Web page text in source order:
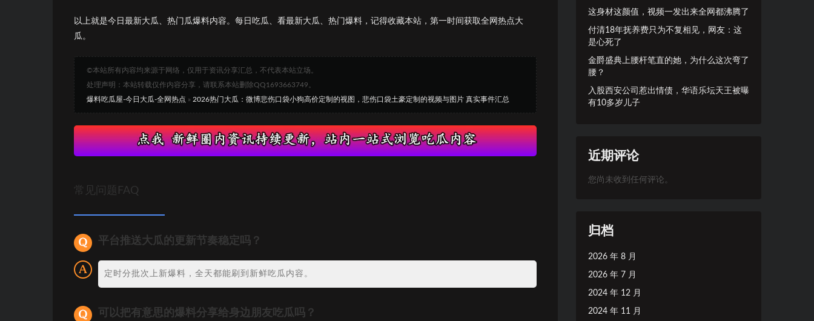
以上就是今日最新大瓜、热门瓜爆料内容。每日吃瓜、看最新大瓜、热门爆料，记得收藏本站，第一时间获取全网热点大
瓜。
©本站所有内容均来源于网络，仅用于资讯分享汇总，不代表本站立场。
处理声明：本站转载仅作内容分享，请联系本站删除QQ1693663749。
爆料吃瓜屋-今日大瓜-全网热点 » 2026热门大瓜：微博悲伤口袋小狗高价定制的视图，悲伤口袋土豪定制的视频与图片 真实事件汇总
常见问题FAQ
平台推送大瓜的更新节奏稳定吗？
定时分批次上新爆料，全天都能刷到新鲜吃瓜内容。
可以把有意思的爆料分享给身边朋友吃瓜吗？
这身材这颜值，视频一发出来全网都沸腾了
付清18年抚养费只为不复相见，网友：这
是心死了
金爵盛典上腰杆笔直的她，为什么这次弯了
腰？
入股西安公司惹出情债，华语乐坛天王被曝
有10多岁儿子
近期评论
您尚未收到任何评论。
归档
2026 年 8 月
2026 年 7 月
2024 年 12 月
2024 年 11 月